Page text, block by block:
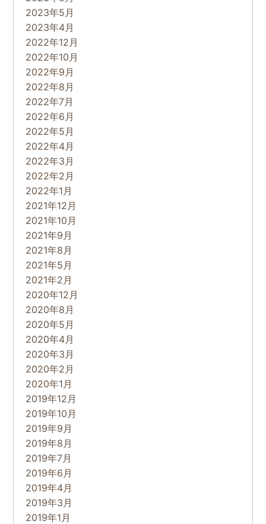
2023年5月
2023年4月
2022年12月
2022年10月
2022年9月
2022年8月
2022年7月
2022年6月
2022年5月
2022年4月
2022年3月
2022年2月
2022年1月
2021年12月
2021年10月
2021年9月
2021年8月
2021年5月
2021年2月
2020年12月
2020年8月
2020年5月
2020年4月
2020年3月
2020年2月
2020年1月
2019年12月
2019年10月
2019年9月
2019年8月
2019年7月
2019年6月
2019年4月
2019年3月
2019年1月